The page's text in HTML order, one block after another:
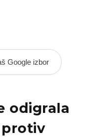
Google izbor
odigrala
protiv